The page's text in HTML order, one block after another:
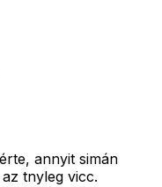
annyit simán
tnyleg vicc.